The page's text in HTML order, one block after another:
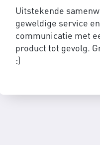
Uitstekende
geweldige service en
communicatie met
product tot gevolg.
:)